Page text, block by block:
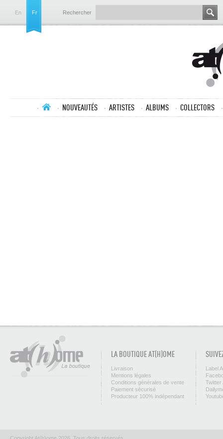
En Fr Rechercher
NOUVEAUTÉS ARTISTES ALBUMS COLLECTORS
LA BOUTIQUE AT(H)OME
Livraison
Mentions légales
Conditions générales de vente
Paiement sécurisé
Producteur 100% indépendant
Label
Twitter